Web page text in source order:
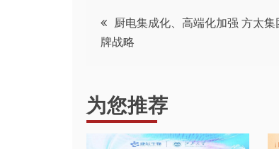
文
章
导
航
厨电集成化、高端化加强 方太集
牌战略
为您推荐